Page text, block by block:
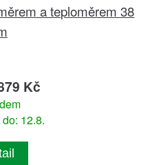
a teploměrem 38
Kč
12.8.